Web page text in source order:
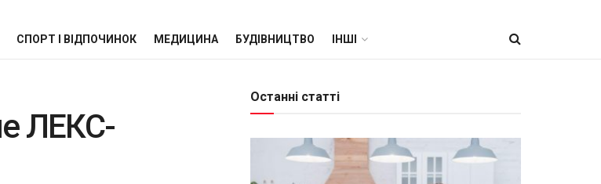
СПОРТ І ВІДПОЧИНОК МЕДИЦИНА БУДІВНИЦТВО ІНШІ
ЛЕКС-
Останні статті